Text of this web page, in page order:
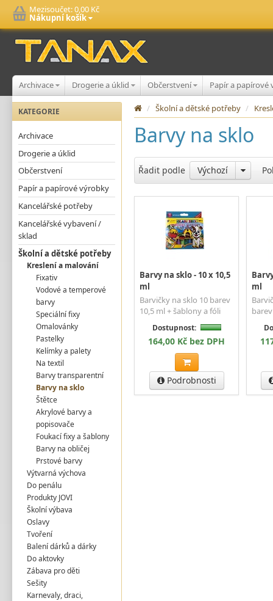
Mezisoučet:0,00 Kč
Nákupní košík
Archivace Drogerie a úklid Občerstvení Papír a
KATEGORIE
Archivace
Drogerie a úklid
Občerstvení
Papír a papírové výrobky
Kancelářské potřeby
Kancelářské vybavení /
sklad
Školní a dětské potřeby
Kreslení a malování
Fixativ
Vodové a temperové
barvy
Speciální fixy
Omalovánky
Pastelky
Kelímky a palety
Na textil
Barvy transparentní
Barvy na sklo
Štětce
Akrylové barvy a
popisovače
Foukací fixy a šablony
Barvy na obličej
Prstové barvy
Výtvarná výchova
Do penálu
Produkty JOVI
Školní výbava
Oslavy
Tvoření
Balení dárků a dárky
Do aktovky
Zábava pro děti
Sešity
Karnevaly, draci,
/ Školní a dětské potřeby /
Barvy na sklo
Řadit podle Výchozí
Barvy na sklo - 10 x 10,5
ml
Barvičky na sklo 10 barev
10,5 ml + šablony a fóli
Dostupnost:
164,00 Kč bez DPH
Podrobnosti
ml